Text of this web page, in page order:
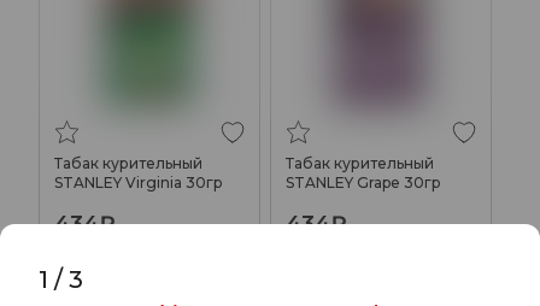
Табак курительный
STANLEY Virginia 30гр
434₽
Табак курительный
STANLEY Grape 30гр
434₽
1 /3